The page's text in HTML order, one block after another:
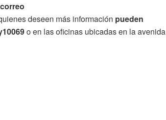
deseen más información pueden
o en las oficinas ubicadas en la avenida